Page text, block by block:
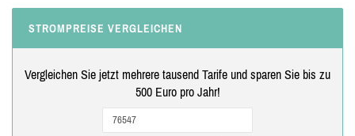
STROMPREISE VERGLEICHEN
Vergleichen Sie jetzt mehrere tausend Tarife und sparen Sie bis zu
500 Euro pro Jahr!